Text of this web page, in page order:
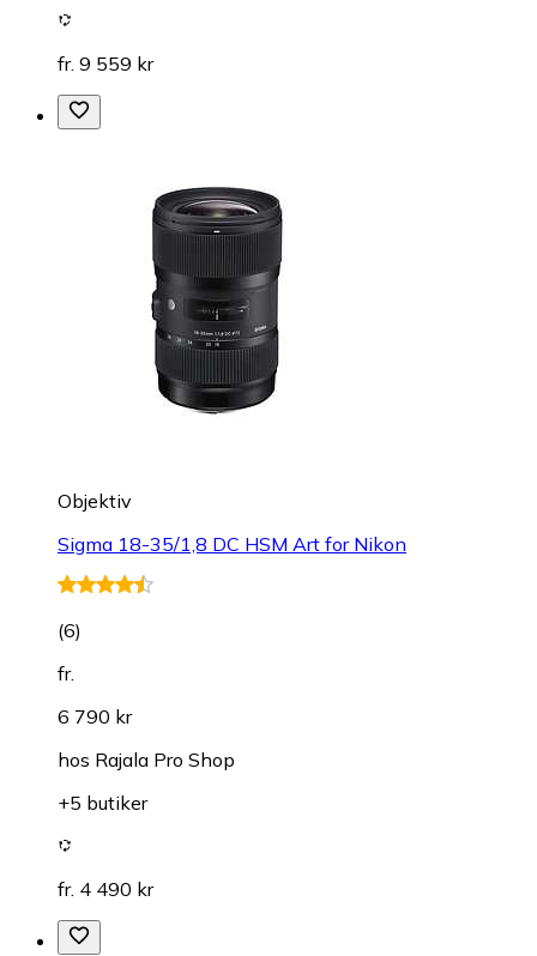
fr. 9 559 kr
Objektiv
Sigma 18-35/1,8 DC HSM Art for Nikon
(6)
fr.
6 790 kr
hos Rajala Pro Shop
+5 butiker
fr. 4 490 kr